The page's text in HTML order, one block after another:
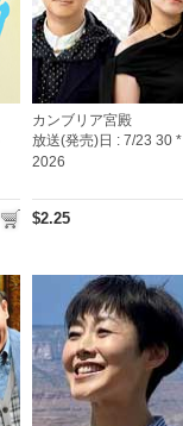
カンブリア宮殿
放送(発売)日 : 7/23 30 *
2026
$2.25